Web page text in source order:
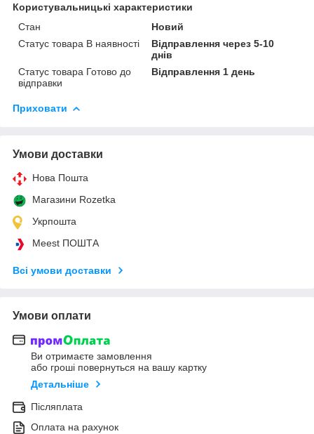
Користувальницькі характеристики
Стан
Новий
Статус товара В наявності
Відправлення через 5-10
днів
Статус товара Готово до
відправки
Відправлення 1 день
Приховати
Умови доставки
Нова Пошта
Магазини Rozetka
Укрпошта
Meest ПОШТА
Всі умови доставки
Умови оплати
Ви отримаєте замовлення
або гроші повернуться на вашу картку
Детальніше
Післяплата
Оплата на рахунок